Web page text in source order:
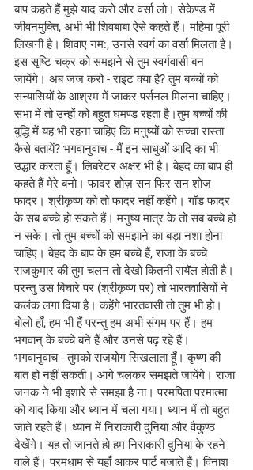
बाप कहते हैं मुझे याद करो और वर्सा लो। सेकेण्ड में
जीवनमुक्ति, अभी भी शिवबाबा ऐसे कहते हैं। महिमा पूरी
लिखनी है। शिवाए नम:, उनसे स्वर्ग का वर्सा मिलता है।
इस सृष्टि चक्र को समझने से तुम स्वर्गवासी बन
जायेंगे। अब जज करो - राइट क्या है? तुम बच्चों को
सन्यासियों के आश्रम में जाकर पर्सनल मिलना चाहिए।
सभा में तो उन्हों को बहुत घमण्ड रहता है।तुम बच्चों की
बुद्धि में यह भी रहना चाहिए कि मनुष्यों को सच्चा रास्ता
कैसे बतायें? भगवानुवाच - मैं इन साधुओं आदि का भी
उद्धार करता हूँ। लिबरेटर अक्षर भी है। बेहद का बाप ही
कहते हैं मेरे बनो। फादर शोज़ सन फिर सन शोज़
फादर। श्रीकृष्ण को तो फादर नहीं कहेंगे। गॉड फादर
के सब बच्चे हो सकते हैं। मनुष्य मात्र के तो सब बच्चे हो
न सके। तो तुम बच्चों को समझाने का बड़ा नशा होना
चाहिए। बेहद के बाप के हम बच्चे हैं, राजा के बच्चे
राजकुमार की तुम चलन तो देखो कितनी रायॅल होती है।
परन्तु उस बिचारे पर (श्रीकृष्ण पर) तो भारतवासियों ने
कलंक लगा दिया है। कहेंगे भारतवासी तो तुम भी हो।
बोलो हाँ, हम भी हैं परन्तु हम अभी संगम पर हैं। हम
भगवान् के बच्चे बने हैं और उनसे पढ़ रहे हैं।
भगवानुवाच - तुमको राजयोग सिखलाता हूँ। कृष्ण की
बात हो नहीं सकती। आगे चलकर समझते जायेंगे। राजा
जनक ने भी इशारे से समझा है ना। परमपिता परमात्मा
को याद किया और ध्यान में चला गया। ध्यान में तो बहुत
जाते रहते हैं। ध्यान में निराकारी दुनिया और वैकुण्ठ
देखेंगे। यह तो जानते हो हम निराकारी दुनिया के रहने
वाले हैं। परमधाम से यहाँ आकर पार्ट बजाते हैं। विनाश